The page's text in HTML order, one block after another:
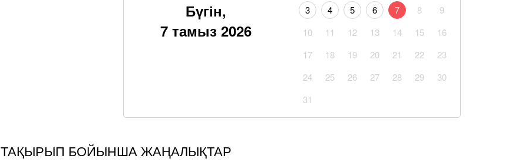
Бүгін,
7 тамыз 2026
3
4 5 6 7 8
9
10
11 12 13 14 15
16
17
18 19 20 21 22
23
24
25 26 27 28 29
30
31
ТАҚЫРЫП БОЙЫНША ЖАҢАЛЫҚТАР